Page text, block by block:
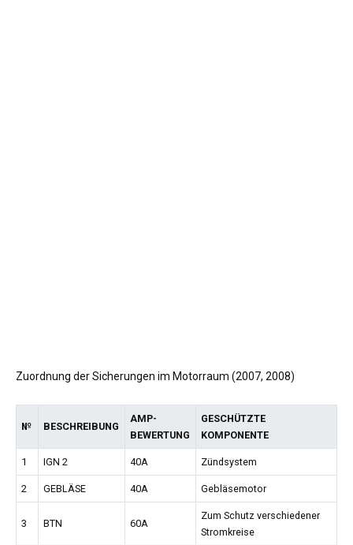
Zuordnung der Sicherungen im Motorraum (2007, 2008)
№ BESCHREIBUNG
AMP-
BEWERTUNG
GESCHÜTZTE
KOMPONENTE
1 IGN 2 40A Zündsystem
2 GEBLÄSE 40A Gebläsemotor
3 BTN 60A
Zum Schutz verschiedener
Stromkreise